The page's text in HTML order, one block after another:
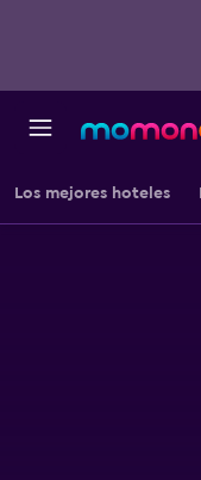
Los mejores hoteles